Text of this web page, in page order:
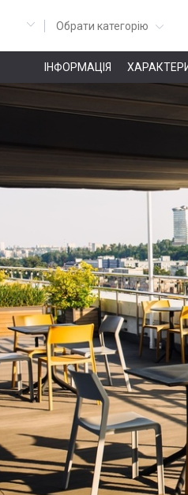
Обрати категорію
ІНФОРМАЦІЯ